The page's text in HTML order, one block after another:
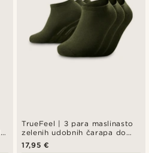
TrueFeel | 3 para maslinasto
zelenih udobnih čarapa do
gležnja od bambusa
17,95 €